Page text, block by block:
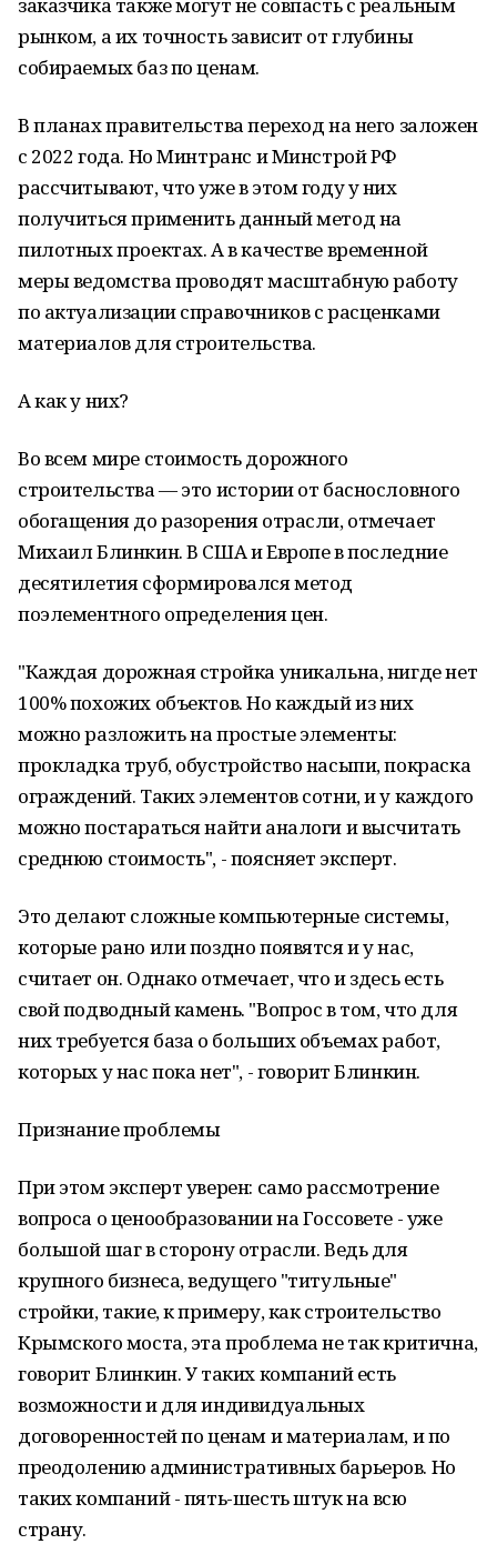
рынком, а их точность зависит от глубины
собираемых баз по ценам.
В планах правительства переход на него заложен
с 2022 года. Но Минтранс и Минстрой РФ
рассчитывают, что уже в этом году у них
получиться применить данный метод на
пилотных проектах. А в качестве временной
меры ведомства проводят масштабную работу
по актуализации справочников с расценками
материалов для строительства.
А как у них?
Во всем мире стоимость дорожного
строительства — это истории от баснословного
обогащения до разорения отрасли, отмечает
Михаил Блинкин. В США и Европе в последние
десятилетия сформировался метод
поэлементного определения цен.
"Каждая дорожная стройка уникальна, нигде нет
100% похожих объектов. Но каждый из них
можно разложить на простые элементы:
прокладка труб, обустройство насыпи, покраска
ограждений. Таких элементов сотни, и у каждого
можно постараться найти аналоги и высчитать
среднюю стоимость", - поясняет эксперт.
Это делают сложные компьютерные системы,
которые рано или поздно появятся и у нас,
считает он. Однако отмечает, что и здесь есть
свой подводный камень. "Вопрос в том, что для
них требуется база о больших объемах работ,
которых у нас пока нет", - говорит Блинкин.
Признание проблемы
При этом эксперт уверен: само рассмотрение
вопроса о ценообразовании на Госсовете - уже
большой шаг в сторону отрасли. Ведь для
крупного бизнеса, ведущего "титульные"
стройки, такие, к примеру, как строительство
Крымского моста, эта проблема не так критична,
говорит Блинкин. У таких компаний есть
возможности и для индивидуальных
договоренностей по ценам и материалам, и по
преодолению административных барьеров. Но
таких компаний - пять-шесть штук на всю
страну.